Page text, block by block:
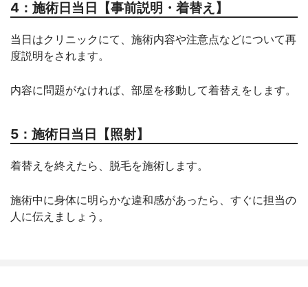
4：施術日当日【事前説明・着替え】
当日はクリニックにて、施術内容や注意点などについて再
度説明をされます。
内容に問題がなければ、部屋を移動して着替えをします。
5：施術日当日【照射】
着替えを終えたら、脱毛を施術します。
施術中に身体に明らかな違和感があったら、すぐに担当の
人に伝えましょう。